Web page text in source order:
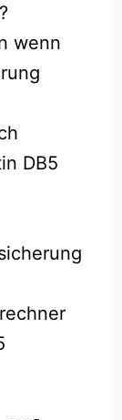
wenn
DB5